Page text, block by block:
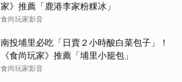
家》推薦「鹿港李家粉粿冰」
食尚玩家影音
南投埔里必吃「日賣２小時酸白菜包子」！
《食尚玩家》推薦「埔里小籠包」
食尚玩家影音